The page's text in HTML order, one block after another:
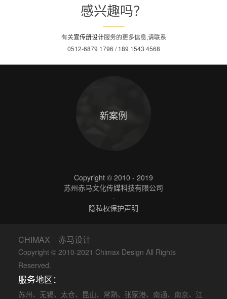
感兴趣吗？
有关宣传册设计服务的更多信息,请联系
0512-6879 1796 / 189 1543 4568
新案例
Copyright © 2010 - 2019
苏州赤马文化传媒科技有限公司
-
隐私权保护声明
CHIMAX 赤马设计
Copyright © 2010-2021 Chimax Design All Rights
Reserved.
服务地区：
苏州、 无锡、 太仓、 昆山、 常熟、 张家港、 南通、 南京、 江